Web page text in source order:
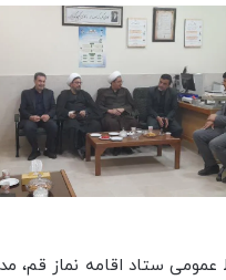
عمومی ستاد اقامه نماز قم،